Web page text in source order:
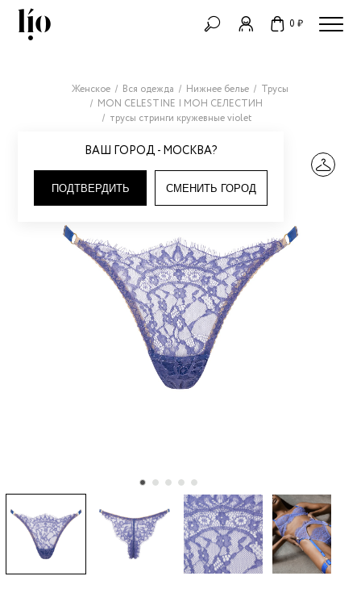
0 ₽
ВАШ ГОРОД - МОСКВА?
ПОДТВЕРДИТЬ СМЕНИТЬ ГОРОД
Женское Вся одежда Нижнее белье
Трусы
MON CELESTINE | МОН СЕЛЕСТИН
трусы стринги кружевные violet